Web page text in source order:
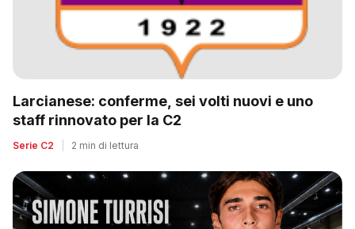
Larcianese: conferme, sei volti nuovi e uno
staff rinnovato per la C2
Serie C2 2 min di lettura